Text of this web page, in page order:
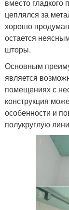
вместо гладкого
цеплялся за
хорошо
остается
шторы.
Основным
является
помещениях с
конструкция
особенности и
полукруглую